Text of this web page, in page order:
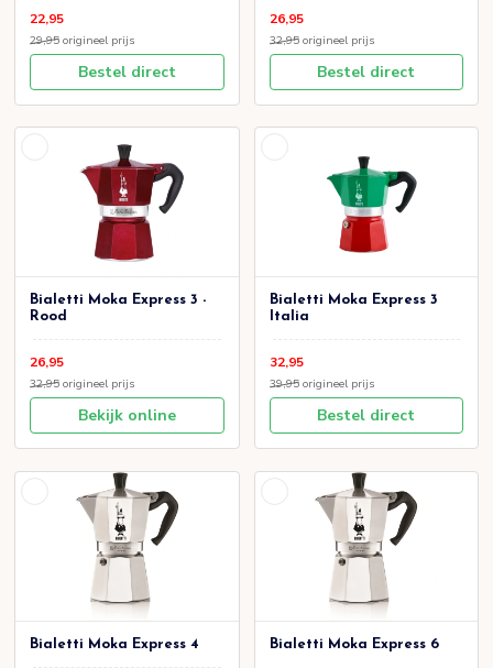
22,95
29,95 origineel prijs
Bestel direct
26,95
32,95origineel prijs
Bestel direct
Bialetti Moka Express 3 -
Rood
26,95
32,95 origineel prijs
Bekijk online
Bialetti Moka Express 3
Italia
32,95
39,95origineel prijs
Bestel direct
Bialetti Moka Express 4 Bialetti Moka Express 6